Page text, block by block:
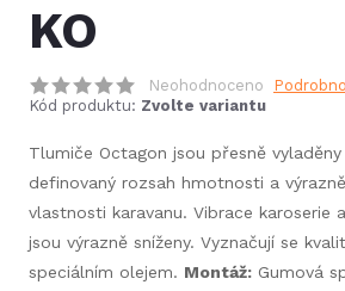
KO
Neohodnoceno
Kód produktu: Zvolte variantu
Tlumiče Octagon jsou přesně
definovaný rozsah hmotnosti a
vlastnosti karavanu. Vibrace karoserie
jsou výrazně sníženy. Vyznačují se
speciálním olejem. Montáž: Gumová